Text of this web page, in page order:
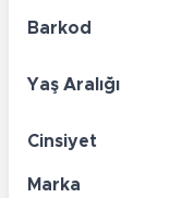
Barkod
Yaş Aralığı
Cinsiyet
Marka